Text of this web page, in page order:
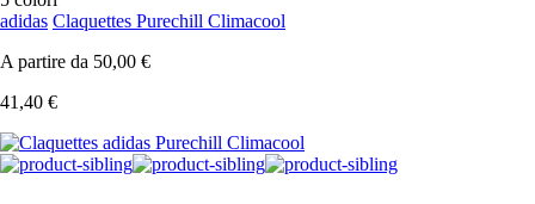
adidas Claquettes Purechill Climacool
A partire da 50,00 €
41,40 €